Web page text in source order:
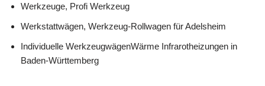
Werkzeuge, Profi Werkzeug
Werkstattwägen, Werkzeug-Rollwagen für Adelsheim
Individuelle WerkzeugwägenWärme Infrarotheizungen in
Baden-Württemberg